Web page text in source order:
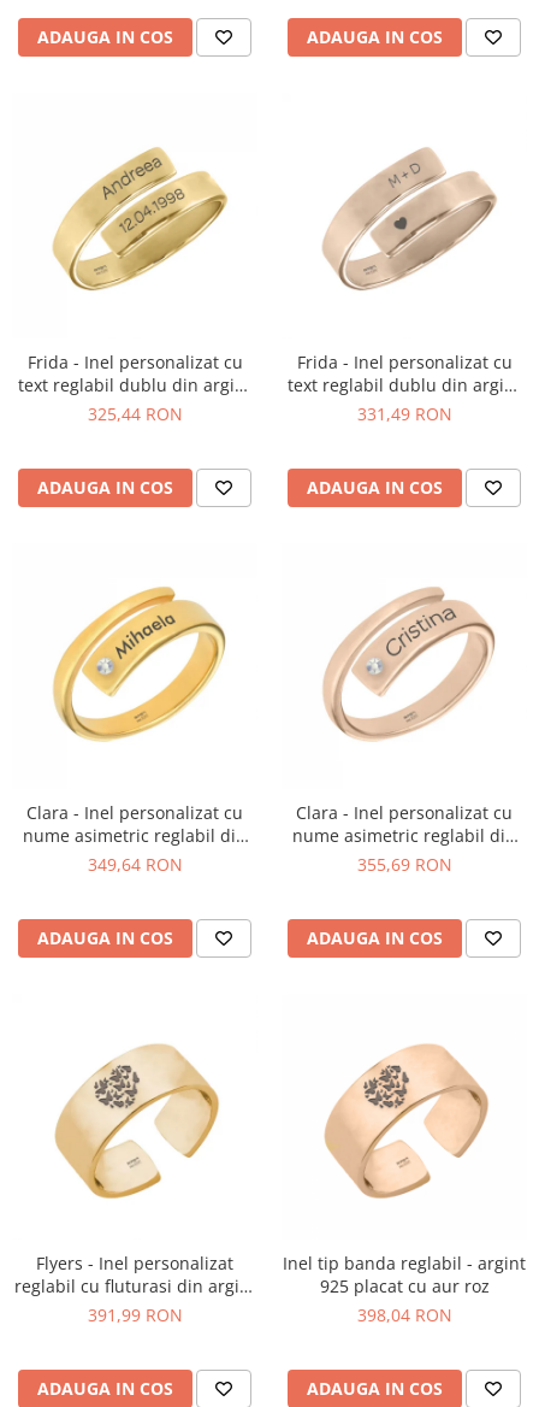
ADAUGA IN COS ADAUGA IN COS
Frida - Inel personalizat cu
text reglabil dublu din argint
925 placat cu aur galben 24K
325,44 RON
ADAUGA IN COS
Frida - Inel personalizat cu
text reglabil dublu din argint
925 placat cu aur roz
331,49 RON
ADAUGA IN COS
Clara - Inel personalizat cu
nume asimetric reglabil din
argint 925 placat cu aur
349,64 RON
ADAUGA IN COS
Clara - Inel personalizat cu
nume asimetric reglabil din
argint 925 placat cu aur roz
355,69 RON
ADAUGA IN COS
Flyers - Inel personalizat
reglabil cu fluturasi din argint
925 placat cu aur galben 24K
391,99 RON
ADAUGA IN COS
Inel tip banda reglabil - argint
925 placat cu aur roz
398,04 RON
ADAUGA IN COS